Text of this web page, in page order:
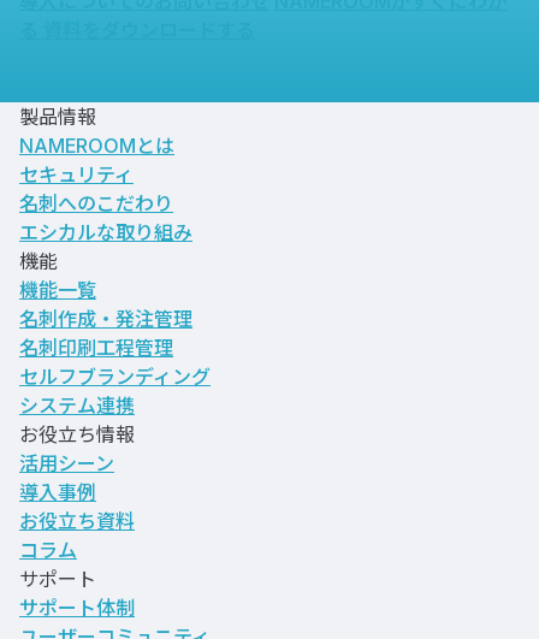
製品情報
NAMEROOMとは
セキュリティ
名刺へのこだわり
エシカルな取り組み
機能
機能一覧
名刺作成・発注管理
名刺印刷工程管理
セルフブランディング
システム連携
お役立ち情報
活用シーン
導入事例
お役立ち資料
コラム
サポート
サポート体制